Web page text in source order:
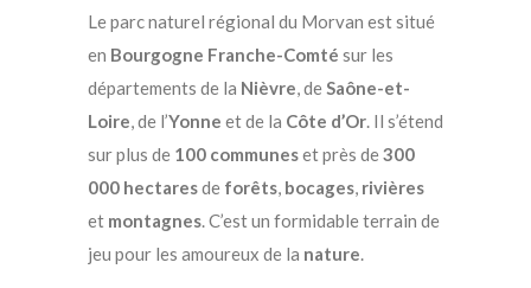
Le parc naturel régional du Morvan est situé
en Bourgogne Franche-Comté sur les
départements de la Nièvre, deSaône-et-
Loire, de l’Yonne et de la Côte d’Or. Il s’étend
sur plus de 100 communeset près de300
000 hectaresde forêts, bocages, rivières
et montagnes. C’est un formidable terrain de
jeu pour les amoureux de la nature.